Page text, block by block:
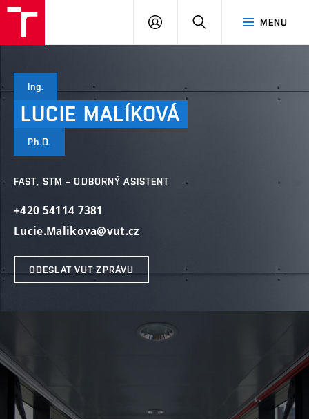
MENU
PŘIHLÁSIT
Ing.
LUCIE MALÍKOVÁ
Ph.D.
FAST, STM – ODBORNÝ ASISTENT
+420 54114 7381
Lucie.Malikova@vut.cz
ODESLAT VUT ZPRÁVU